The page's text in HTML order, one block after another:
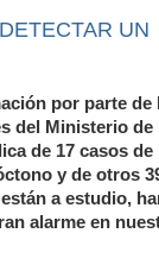
UN
por parte de
del Ministerio de
de 17 casos de
y de otros
a estudio,
alarme en